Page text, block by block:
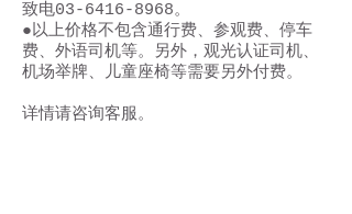
致电03-6416-8968。
●以上价格不包含通行费、参观费、停车
费、外语司机等。另外，观光认证司机、
机场举牌、儿童座椅等需要另外付费。
详情请咨询客服。